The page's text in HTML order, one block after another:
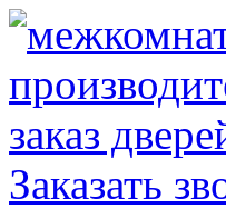
Заказать